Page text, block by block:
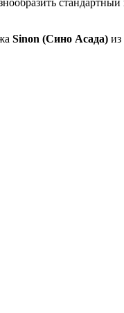
Sinon (Сино Асада) из